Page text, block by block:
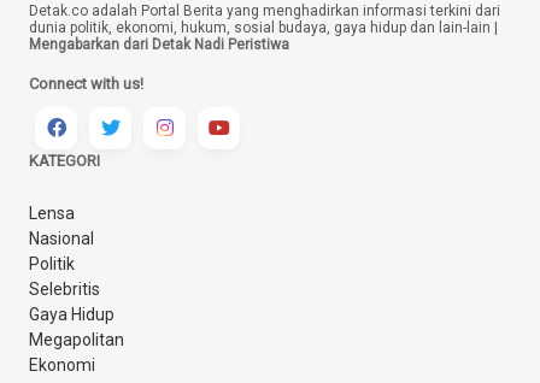
Detak.co adalah Portal Berita yang menghadirkan informasi terkini dari
dunia politik, ekonomi, hukum, sosial budaya, gaya hidup dan lain-lain |
Mengabarkan dari Detak Nadi Peristiwa
Connect with us!
KATEGORI
Lensa
Nasional
Politik
Selebritis
Gaya Hidup
Megapolitan
Ekonomi